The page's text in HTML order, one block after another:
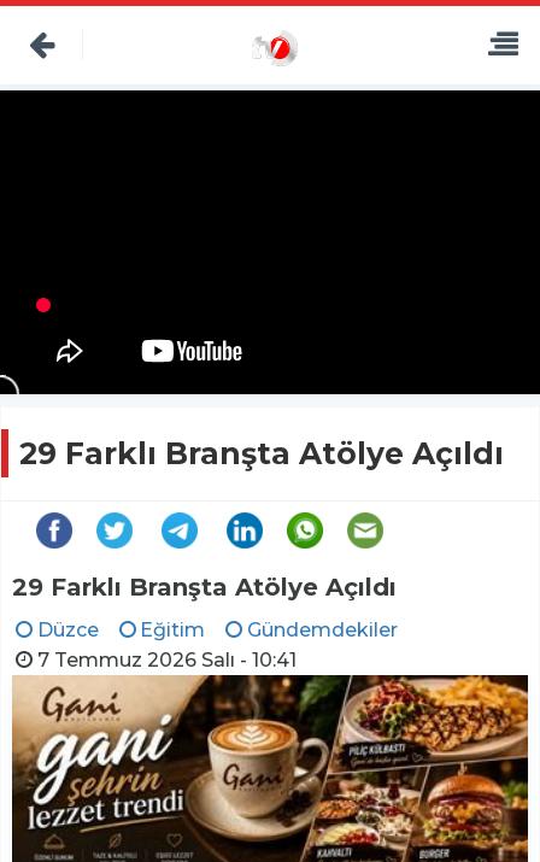
29 Farklı Branşta Atölye Açıldı
29 Farklı Branşta Atölye Açıldı
Düzce Eğitim
Gündemdekiler
7 Temmuz 2026 Salı - 10:41